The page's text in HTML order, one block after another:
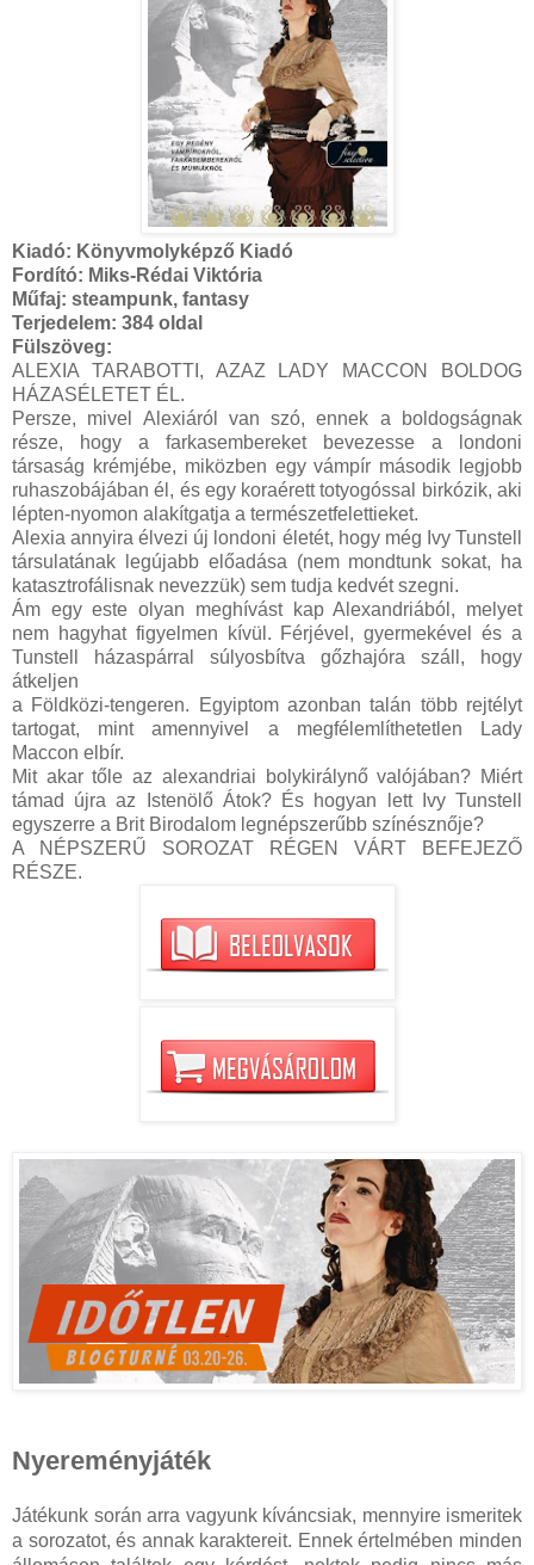
Kiadó: Könyvmolyképző Kiadó
Fordító: Miks-Rédai Viktória
Műfaj: steampunk, fantasy
Terjedelem: 384 oldal
Fülszöveg:
ALEXIA ​TARABOTTI, AZAZ LADY MACCON BOLDOG
HÁZASÉLETET ÉL.
Persze, mivel Alexiáról van szó, ennek a boldogságnak
része, hogy a farkasembereket bevezesse a londoni
társaság krémjébe, miközben egy vámpír második legjobb
ruhaszobájában él, és egy koraérett totyogóssal birkózik, aki
lépten-nyomon alakítgatja a természetfelettieket.
Alexia annyira élvezi új londoni életét, hogy még Ivy Tunstell
társulatának legújabb előadása (nem mondtunk sokat, ha
katasztrofálisnak nevezzük) sem tudja kedvét szegni.
Ám egy este olyan meghívást kap Alexandriából, melyet
nem hagyhat figyelmen kívül. Férjével, gyermekével és a
Tunstell házaspárral súlyosbítva gőzhajóra száll, hogy
átkeljen
a Földközi-tengeren. Egyiptom azonban talán több rejtélyt
tartogat, mint amennyivel a megfélemlíthetetlen Lady
Maccon elbír.
Mit akar tőle az alexandriai bolykirálynő valójában? Miért
támad újra az Istenölő Átok? És hogyan lett Ivy Tunstell
egyszerre a Brit Birodalom legnépszerűbb színésznője?
A NÉPSZERŰ SOROZAT RÉGEN VÁRT BEFEJEZŐ
RÉSZE.
Nyereményjáték
Játékunk során arra vagyunk kíváncsiak, mennyire ismeritek
a sorozatot, és annak karaktereit. Ennek értelmében minden